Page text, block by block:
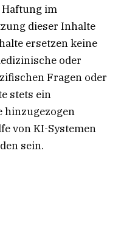
im
dieser Inhalte
ersetzen keine
oder
Fragen oder
stets ein
hinzugezogen
von KI-Systemen
sein.